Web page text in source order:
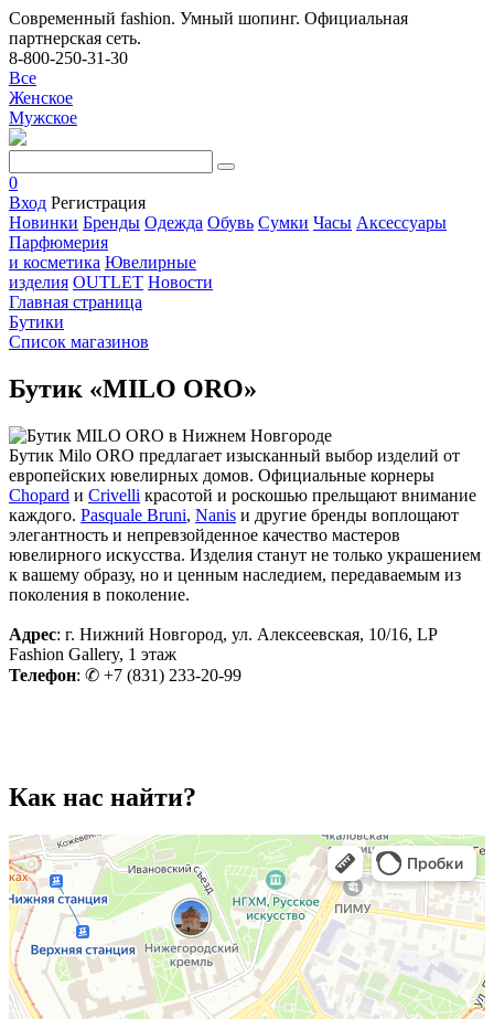
Современный fashion. Умный шопинг. Официальная
партнерская сеть.
8-800-250-31-30
Все
Женское
Мужское
0
Вход Регистрация
Новинки Бренды Одежда Обувь Сумки Часы Аксессуары
Парфюмерия
и косметика Ювелирные
изделия OUTLET Новости
Главная страница
Бутики
Список магазинов
Бутик «MILO ORO»
Бутик Milo ORO предлагает изысканный выбор изделий от
европейских ювелирных домов. Официальные корнеры
Chopard и Crivelli красотой и роскошью прельщают внимание
каждого. Pasquale Bruni, Nanis и другие бренды воплощают
элегантность и непревзойденное качество мастеров
ювелирного искусства. Изделия станут не только украшением
к вашему образу, но и ценным наследием, передаваемым из
поколения в поколение.
Адрес: г. Нижний Новгород, ул. Алексеевская, 10/16, LP
Fashion Gallery, 1 этаж
Телефон: ✆ +7 (831) 233-20-99
Как нас найти?